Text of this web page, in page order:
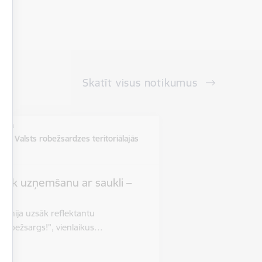
Skatīt visus notikumus
un Valsts robežsardzes teritoriālajās
uzņemšanu ar saukli –
jūnija uzsāk reflektantu
robežsargs!”, vienlaikus…